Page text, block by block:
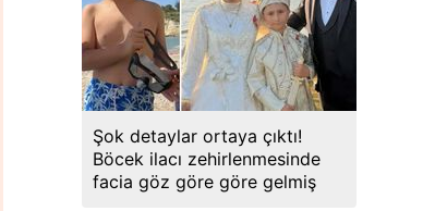
Şok detaylar ortaya çıktı!
Böcek ilacı zehirlenmesinde
facia göz göre göre gelmiş